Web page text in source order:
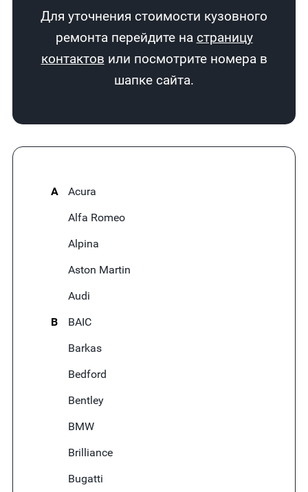
Для уточнения стоимости кузовного
ремонта перейдите на страницу
контактов или посмотрите номера в
шапке сайта.
A
Acura
Alfa Romeo
Alpina
Aston Martin
Audi
B
BAIC
Barkas
Bedford
Bentley
BMW
Brilliance
Bugatti